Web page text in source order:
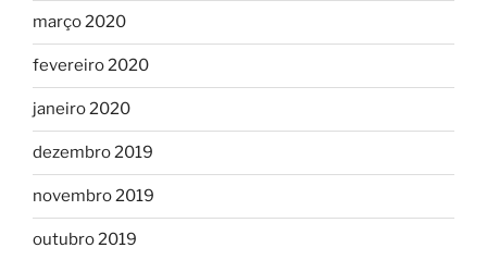
março 2020
fevereiro 2020
janeiro 2020
dezembro 2019
novembro 2019
outubro 2019